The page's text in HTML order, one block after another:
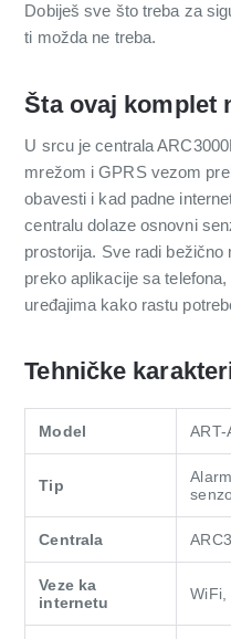
Dobiješ sve što treba za
ti možda ne treba.
Šta ovaj komplet
U srcu je centrala
mrežom i GPRS vezom
obavesti i kad padne
centralu dolaze osnovni
prostorija. Sve radi
preko aplikacije sa
uređajima kako rastu
Tehničke
Model ART-
Tip
Centrala
Veze ka
internetu
WiFi,